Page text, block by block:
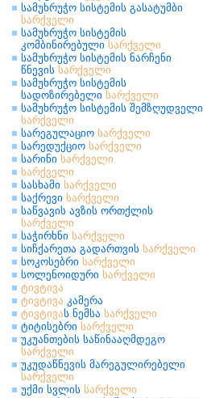
სამუხრუჭო სისტემის გასატუმბი
სარქველი
სამუხრუჭო სისტემის
კომბინირებული სარქველი
სამუხრუჭო სისტემის ნარჩენი
წნევის სარქველი
სამუხრუჭო სისტემის
სადოზირებელი სარქველი
სამუხრუჭო სისტემის შემზღუდველი
სარქველი
სარეგულაციო სარქველი
სარედუქციო სარქველი
სარინი სარქველი
სარქველი
სასხამი სარქველი
საქრევი სარქველი
საწვავის ავზის ორთქლის
სარქველი
საჭირხნი სარქველი
სიჩქარეთა გადართვის სარქველი
სოკოსებრი სარქველი
სოლენოიდური სარქველი
ტივტივა
ტივტივა კამერა
ტივტივას ნემსა სარქველი
ტიტისებრი სარქველი
უკუანთების საწინააღმდეგო
სარქველი
უკუდაწნევის მარეგულირებელი
სარქველი
უქმი სვლის სარქველი